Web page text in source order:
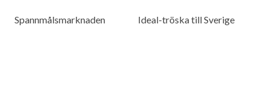
Spannmålsmarknaden Ideal-tröska till Sverige